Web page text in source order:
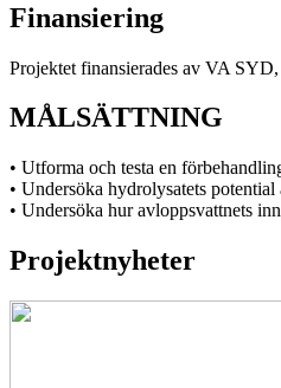
Finansiering
Projektet finansierades av VA
MÅLSÄTTNING
• Utforma och testa en
• Undersöka hydrolysatets
• Undersöka hur avloppsvattnets
Projektnyheter